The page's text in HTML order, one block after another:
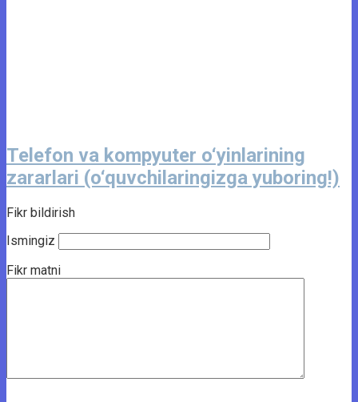
Telefon va kompyuter o‘yinlarining
zararlari (o‘quvchilaringizga yuboring!)
Fikr bildirish
Ismingiz
Fikr matni